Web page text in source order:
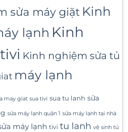
sửa máy giặt Kinh
lạnh Kinh
Kinh nghiệm sửa tủ
máy lạnh
may giat sua tivi sua tu lanh sửa
sửa máy lạnh quận 1 sửa máy lạnh tại nhà
máy lạnh tivi tu lanh vệ sinh tủ